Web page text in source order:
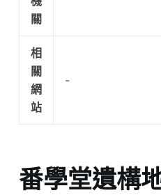
關
相
關
網
站
-
番學堂遺構